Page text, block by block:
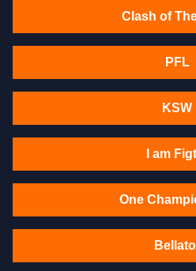
Clash of
PFL
KSW
I am
One